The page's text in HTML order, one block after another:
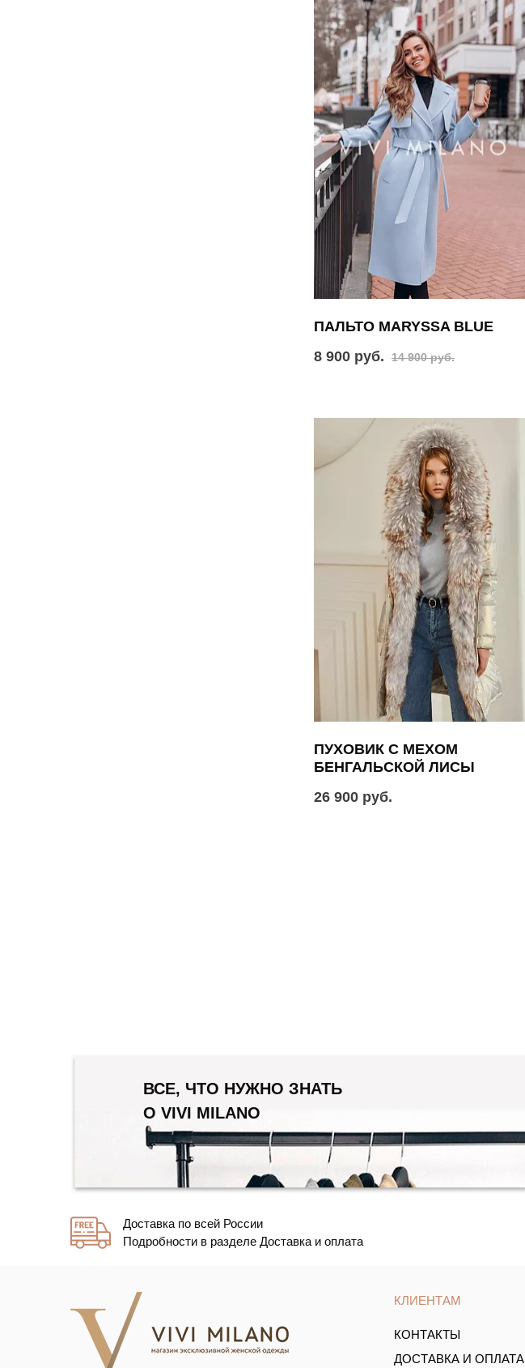
ПАЛЬТО MARYSSA BLUE
8 900 руб.
14 900 руб.
ПУХОВИК С МЕХОМ
БЕНГАЛЬСКОЙ ЛИСЫ
26 900 руб.
ВСЕ, ЧТО НУЖНО ЗНАТЬ
О VIVI MILANO
Доставка по всей России
Подробности в разделе Доставка и оплата
КЛИЕНТАМ
КОНТАКТЫ
ДОСТАВКА И ОПЛАТА